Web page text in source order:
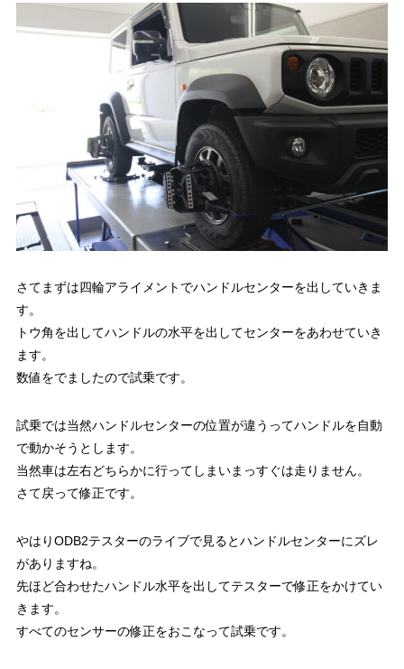
さてまずは四輪アライメントでハンドルセンターを出していきま
す。
トウ角を出してハンドルの水平を出してセンターをあわせていき
ます。
数値をでましたので試乗です。
試乗では当然ハンドルセンターの位置が違うってハンドルを自動
で動かそうとします。
当然車は左右どちらかに行ってしまいまっすぐは走りません。
さて戻って修正です。
やはりODB2テスターのライブで見るとハンドルセンターにズレ
がありますね。
先ほど合わせたハンドル水平を出してテスターで修正をかけてい
きます。
すべてのセンサーの修正をおこなって試乗です。